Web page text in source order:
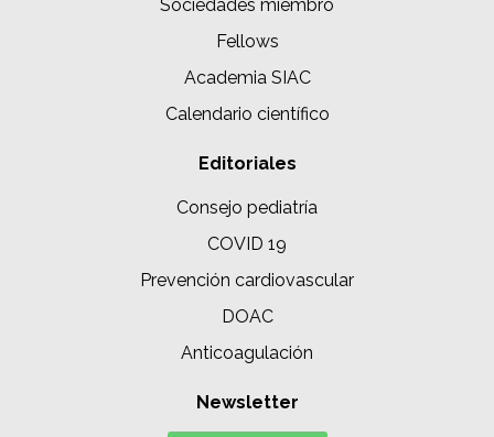
Sociedades miembro
Fellows
Academia SIAC
Calendario científico
Editoriales
Consejo pediatría
COVID 19
Prevención cardiovascular
DOAC
Anticoagulación
Newsletter